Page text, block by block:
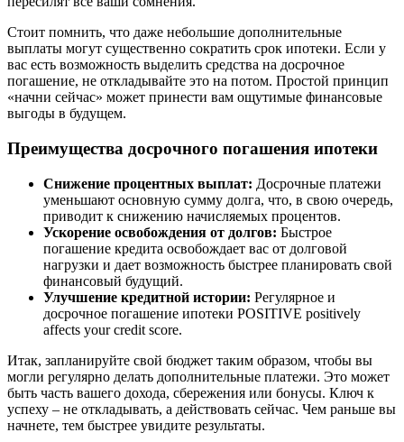
Стоит помнить, что даже небольшие дополнительные
выплаты могут существенно сократить срок ипотеки. Если у
вас есть возможность выделить средства на досрочное
погашение, не откладывайте это на потом. Простой принцип
«начни сейчас» может принести вам ощутимые финансовые
выгоды в будущем.
Преимущества досрочного погашения ипотеки
Снижение процентных выплат: Досрочные платежи
уменьшают основную сумму долга, что, в свою очередь,
приводит к снижению начисляемых процентов.
Ускорение освобождения от долгов: Быстрое
погашение кредита освобождает вас от долговой
нагрузки и дает возможность быстрее планировать свой
финансовый будущий.
Улучшение кредитной истории: Регулярное и
досрочное погашение ипотеки POSITIVE positively
affects your credit score.
Итак, запланируйте свой бюджет таким образом, чтобы вы
могли регулярно делать дополнительные платежи. Это может
быть часть вашего дохода, сбережения или бонусы. Ключ к
успеху – не откладывать, а действовать сейчас. Чем раньше вы
начнете, тем быстрее увидите результаты.